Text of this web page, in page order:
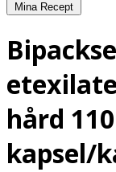
Mina Recept
hård
kapsel/